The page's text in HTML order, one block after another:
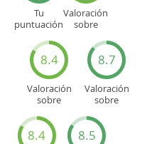
Tu
puntuación
Valoración
sobre
8.4
Valoración
sobre
8.7
Valoración
sobre
turísticos
8.4 8.5